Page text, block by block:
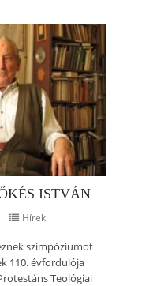
ISTVÁN
Hírek
szimpóziumot
110. évfordulója
Teológiai